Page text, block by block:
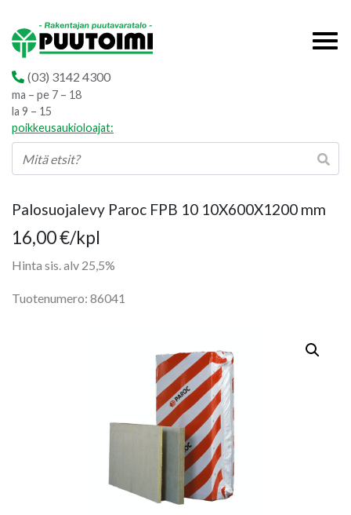
(03) 3142 4300
ma – pe 7 – 18
la 9 – 15
poikkeusaukioloajat:
Palosuojalevy Paroc FPB 10 10X600X1200 mm
16,00€/kpl
Hinta sis. alv 25,5%
Tuotenumero: 86041